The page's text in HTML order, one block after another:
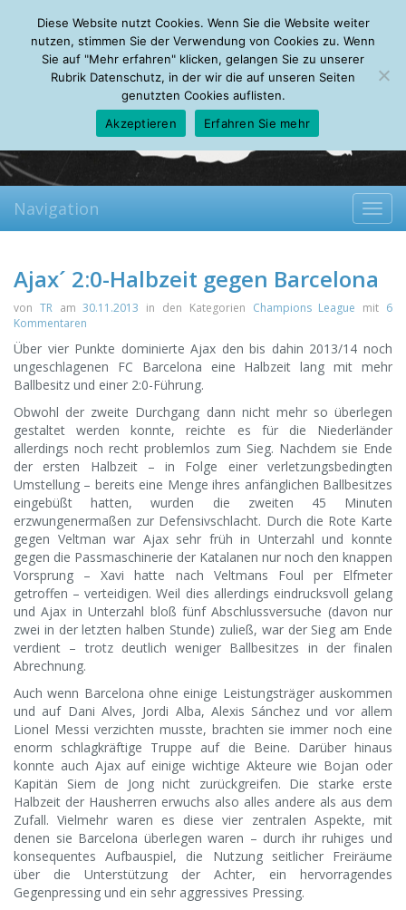
Friday, 07.08.2026
Mein Account
About Autoren Leseempfehlungen FAQ
Navigation
Ajax´ 2:0-Halbzeit gegen Barcelona
von TRam30.11.2013 in den Kategorien Champions League mit 6
Kommentaren
Über vier Punkte dominierte Ajax den bis dahin 2013/14 noch
ungeschlagenen FC Barcelona eine Halbzeit lang mit mehr
Ballbesitz und einer 2:0-Führung.
Obwohl der zweite Durchgang dann nicht mehr so überlegen
gestaltet werden konnte, reichte es für die Niederländer
allerdings noch recht problemlos zum Sieg. Nachdem sie Ende
der ersten Halbzeit – in Folge einer verletzungsbedingten
Umstellung – bereits eine Menge ihres anfänglichen Ballbesitzes
eingebüßt hatten, wurden die zweiten 45 Minuten
erzwungenermaßen zur Defensivschlacht. Durch die Rote Karte
gegen Veltman war Ajax sehr früh in Unterzahl und konnte
gegen die Passmaschinerie der Katalanen nur noch den knappen
Vorsprung – Xavi hatte nach Veltmans Foul per Elfmeter
getroffen – verteidigen. Weil dies allerdings eindrucksvoll gelang
und Ajax in Unterzahl bloß fünf Abschlussversuche (davon nur
zwei in der letzten halben Stunde) zuließ, war der Sieg am Ende
verdient – trotz deutlich weniger Ballbesitzes in der finalen
Abrechnung.
Auch wenn Barcelona ohne einige Leistungsträger auskommen
und auf Dani Alves, Jordi Alba, Alexis Sánchez und vor allem
Lionel Messi verzichten musste, brachten sie immer noch eine
enorm schlagkräftige Truppe auf die Beine. Darüber hinaus
konnte auch Ajax auf einige wichtige Akteure wie Bojan oder
Kapitän Siem de Jong nicht zurückgreifen. Die starke erste
Halbzeit der Hausherren erwuchs also alles andere als aus dem
Zufall. Vielmehr waren es diese vier zentralen Aspekte, mit
denen sie Barcelona überlegen waren – durch ihr ruhiges und
konsequentes Aufbauspiel, die Nutzung seitlicher Freiräume
über die Unterstützung der Achter, ein hervorragendes
Gegenpressing und ein sehr aggressives Pressing.
Diese Website nutzt Cookies. Wenn Sie die Website weiter
nutzen, stimmen Sie der Verwendung von Cookies zu. Wenn
Sie auf "Mehr erfahren" klicken, gelangen Sie zu unserer
Rubrik Datenschutz, in der wir die auf unseren Seiten
genutzten Cookies auflisten.
Akzeptieren
Erfahren Sie mehr